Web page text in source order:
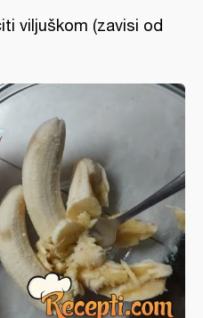
viljuškom (zavisi od